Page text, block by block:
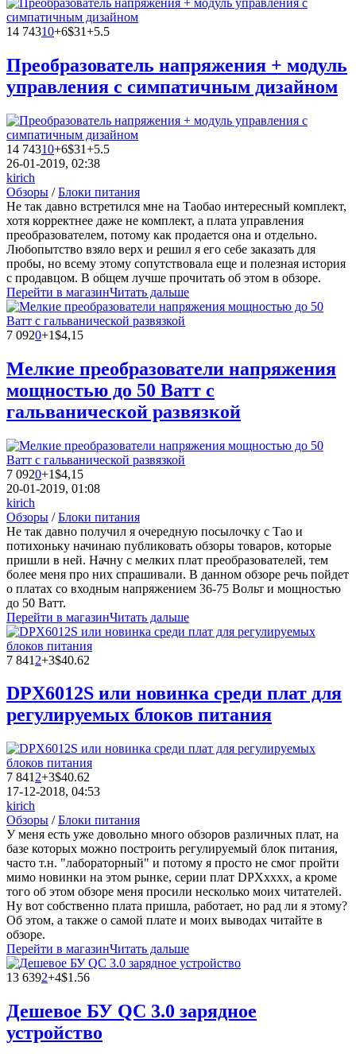
14 74310+6$31+5.5
Преобразователь напряжения + модуль
управления с симпатичным дизайном
14 74310+6$31+5.5
26-01-2019, 02:38
kirich
Обзоры /Блоки питания
Не так давно встретился мне на Таобао интересный комплект,
хотя корректнее даже не комплект, а плата управления
преобразователем, потому как продается она и отдельно.
Любопытство взяло верх и решил я его себе заказать для
пробы, но всему этому сопутствовала еще и полезная история
с продавцом. В общем лучше прочитать об этом в обзоре.
Перейти в магазинЧитать дальше
7 0920+1$4,15
Мелкие преобразователи напряжения
мощностью до 50 Ватт с
гальванической развязкой
7 0920+1$4,15
20-01-2019, 01:08
kirich
Обзоры /Блоки питания
Не так давно получил я очередную посылочку с Тао и
потихоньку начинаю публиковать обзоры товаров, которые
пришли в ней. Начну с мелких плат преобразователей, тем
более меня про них спрашивали. В данном обзоре речь пойдет
о платах со входным напряжением 36-75 Вольт и мощностью
до 50 Ватт.
Перейти в магазинЧитать дальше
7 841 2+3$40.62
DPX6012S или новинка среди плат для
регулируемых блоков питания
7 841 2+3$40.62
17-12-2018, 04:53
kirich
Обзоры /Блоки питания
У меня есть уже довольно много обзоров различных плат, на
базе которых можно построить регулируемый блок питания,
часто т.н. "лабораторный" и потому я просто не смог пройти
мимо новинки на этом рынке, серии плат DPXхххх, а кроме
того об этом обзоре меня просили несколько моих читателей.
Ну вот собственно плата пришла, работает, но рад ли я этому?
Об этом, а также о самой плате и моих выводах читайте в
обзоре.
Перейти в магазинЧитать дальше
13 6392+4$1.56
Дешевое БУ QC 3.0 зарядное
устройство